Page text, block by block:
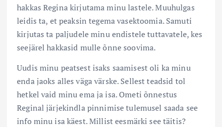
hakkas Regina kirjutama minu lastele. Muuhulgas
leidis ta, et peaksin tegema vasektoomia. Samuti
kirjutas ta paljudele minu endistele tuttavatele, kes
seejärel hakkasid mulle õnne soovima.
Uudis minu peatsest isaks saamisest oli ka minu
enda jaoks alles väga värske. Sellest teadsid tol
hetkel vaid minu ema ja isa. Ometi õnnestus
Reginal järjekindla pinnimise tulemusel saada see
info minu isa käest. Millist eesmärki see täitis?